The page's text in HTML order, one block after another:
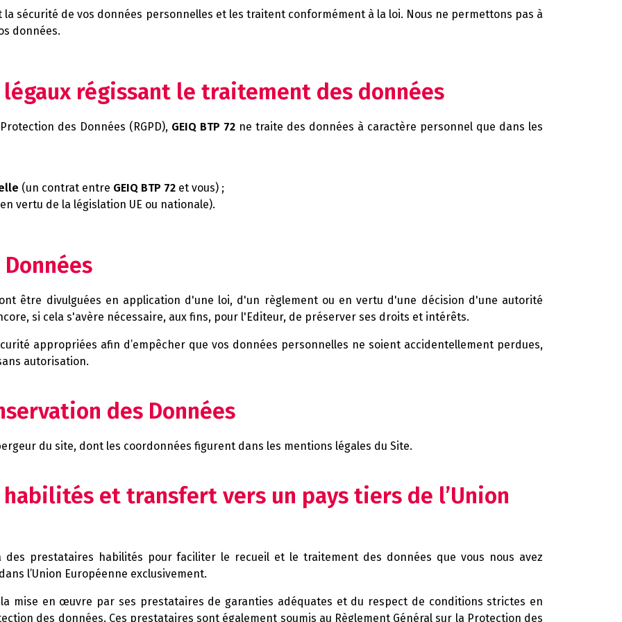
sécurité de vos données personnelles et les traitent conformément à la loi. Nous ne permettons pas à
données.
régissant le traitement des données
des Données (RGPD), GEIQ BTP 72 ne traite des données à caractère personnel que dans les
(un contrat entre GEIQ BTP 72 et vous) ;
vertu de la législation UE ou nationale).
être divulguées en application d'une loi, d'un règlement ou en vertu d'une décision d'une autorité
si cela s'avère nécessaire, aux fins, pour l'Editeur, de préserver ses droits et intérêts.
appropriées afin d’empêcher que vos données personnelles ne soient accidentellement perdues,
autorisation.
des Données
du site, dont les coordonnées figurent dans les mentions légales du Site.
et transfert vers un pays tiers de l’Union
prestataires habilités pour faciliter le recueil et le traitement des données que vous nous avez
l’Union Européenne exclusivement.
mise en œuvre par ses prestataires de garanties adéquates et du respect de conditions strictes en
des données. Ces prestataires sont également soumis au Règlement Général sur la Protection des